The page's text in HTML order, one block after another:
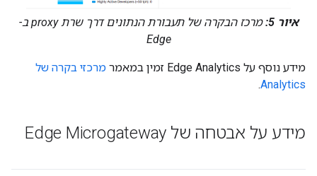
איור 5:
מרכז הבקרה של תעבורת הנתונים דרך שרת proxy ב-
Edge
מידע נוסף על Edge Analytics זמין במאמר
מרכזי בקרה של
Analytics
.
מידע על אבטחה של Edge Microgateway